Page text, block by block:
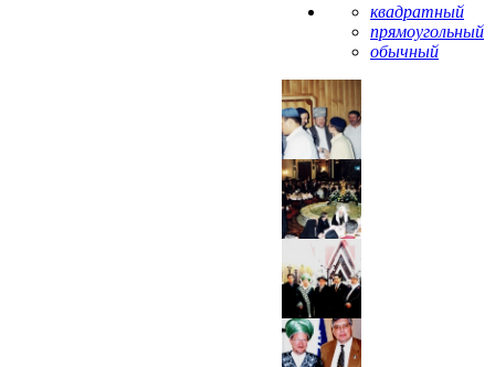
квадратный
прямоугольный
обычный